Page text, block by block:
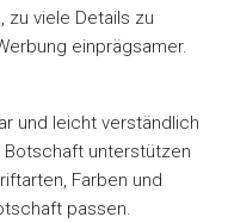
zu viele Details zu
einprägsamer.
und leicht verständlich
Botschaft unterstützen
Farben und
passen.